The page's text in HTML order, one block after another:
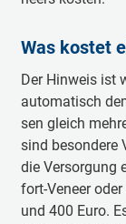
Was kos­tet
Der Hin­weis ist
au­to­ma­tisch
sen gleich
sind be­son­de­re
die Ver­sor­gung
fort-­Ve­neer
und 400 Eu­ro.